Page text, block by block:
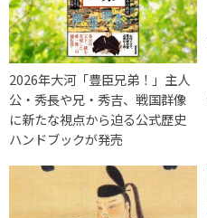
2026年大河「豊臣兄弟！」主人
公・秀長や兄・秀吉、戦国群像
に新たな視点から迫る公式歴史
ハンドブックが発売